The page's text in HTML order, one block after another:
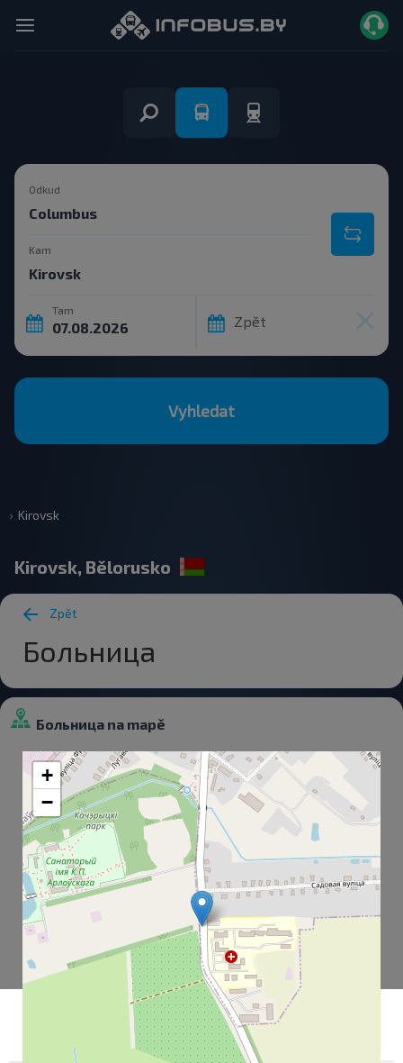
Odkud
Kam
Tam
Zpět
Vyhledat
Kirovsk
Kirovsk, Bělorusko
Zpět
Больница
Больница na mapě
+
−